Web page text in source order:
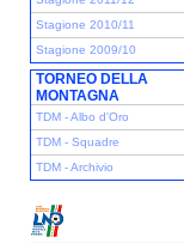
Stagione 2010/11
Stagione 2009/10
TORNEO DELLA
MONTAGNA
TDM - Albo d'Oro
TDM - Squadre
TDM - Archivio